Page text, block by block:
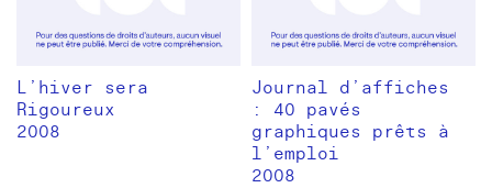
L’hiver sera
Rigoureux
2008
Journal d’affiches
: 40 pavés
graphiques prêts à
l’emploi
2008